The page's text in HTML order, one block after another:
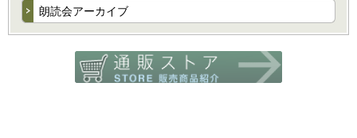
朗読会アーカイブ